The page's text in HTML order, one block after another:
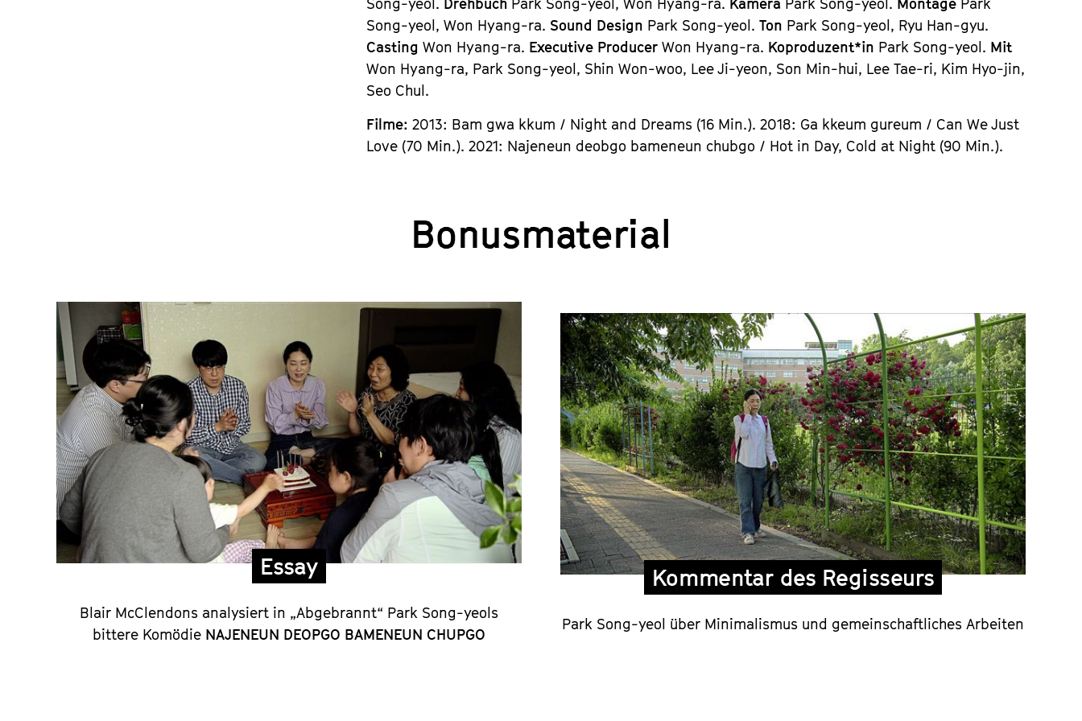
Song-yeol. Drehbuch Park Song-yeol, Won Hyang-ra. Kamera Park Song-yeol. Montage Park
Song-yeol, Won Hyang-ra. Sound Design Park Song-yeol.Ton Park Song-yeol, Ryu Han-gyu.
CastingWon Hyang-ra. Executive ProducerWon Hyang-ra. Koproduzent*in Park Song-yeol. Mit
Won Hyang-ra, Park Song-yeol, Shin Won-woo, Lee Ji-yeon, Son Min-hui, Lee Tae-ri, Kim Hyo-jin,
Seo Chul.
Filme:2013: Bam gwa kkum / Night and Dreams (16 Min.). 2018: Ga kkeum gureum / Can We Just
Love (70 Min.). 2021: Najeneun deobgo bameneun chubgo / Hot in Day, Cold at Night (90 Min.).
Bonusmaterial
Essay
Blair McClendons analysiert in „Abgebrannt“ Park Song-yeols
bittere Komödie NAJENEUN DEOPGO BAMENEUN CHUPGO
Kommentar des Regisseurs
Park Song-yeol über Minimalismus und gemeinschaftliches Arbeiten